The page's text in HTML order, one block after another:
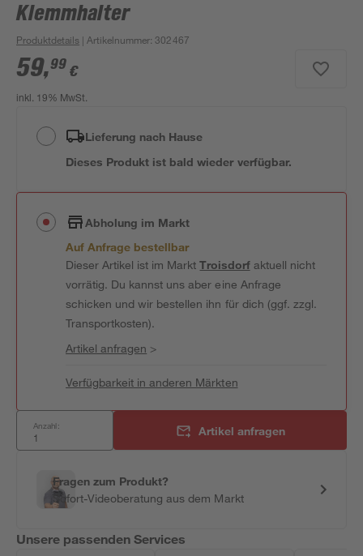
Klemmhalter
Produktdetails | Artikelnummer:302467
59,99 €
inkl. 19% MwSt.
Lieferung nach Hause
Dieses Produkt ist bald wieder verfügbar.
Abholung im Markt
Auf Anfrage bestellbar
Dieser Artikel ist im MarktTroisdorfaktuell nicht
vorrätig. Du kannst uns aber eine Anfrage
schicken und wir bestellen ihn für dich (ggf. zzgl.
Transportkosten).
Artikel anfragen >
Verfügbarkeit in anderen Märkten
Anzahl: Artikel anfragen
Fragen zum Produkt?
Sofort-Videoberatung aus dem Markt
Unsere passenden Services